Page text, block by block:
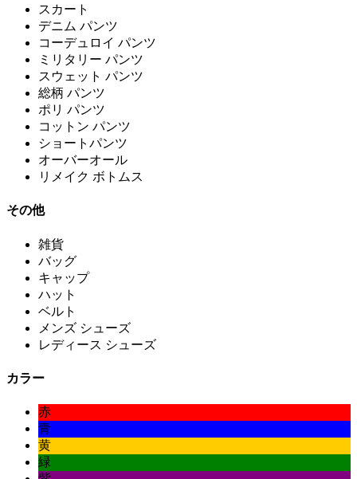
スカート
デニム パンツ
コーデュロイ パンツ
ミリタリー パンツ
スウェット パンツ
総柄 パンツ
ポリ パンツ
コットン パンツ
ショートパンツ
オーバーオール
リメイク ボトムス
その他
雑貨
バッグ
キャップ
ハット
ベルト
メンズ シューズ
レディース シューズ
カラー
赤
青
黄
緑